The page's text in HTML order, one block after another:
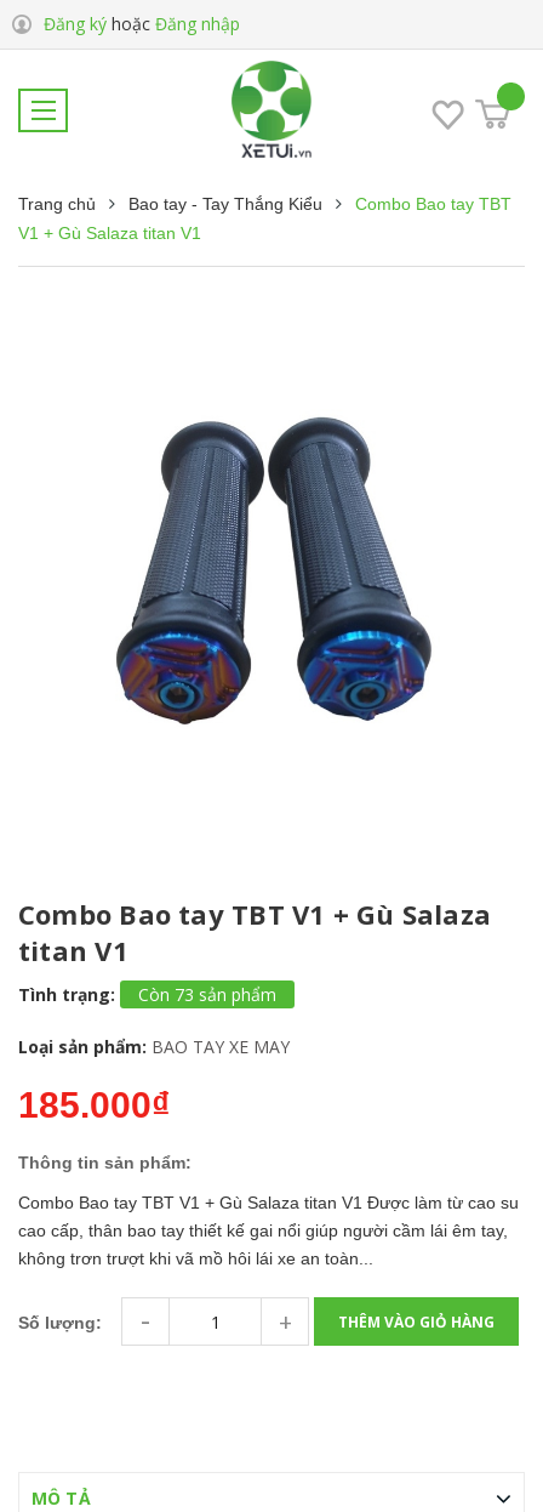
Đăng ký hoặc Đăng nhập
Trang chủ Bao tay - Tay Thắng Kiểu
Combo Bao tay TBT
V1 + Gù Salaza titan V1
Combo Bao tay TBT V1 + Gù Salaza
titan V1
Tình trạng: Còn 73 sản phẩm
Loại sản phẩm: BAO TAY XE MAY
185.000₫
Thông tin sản phẩm:
Combo Bao tay TBT V1 + Gù Salaza titan V1 Được làm từ cao su
cao cấp, thân bao tay thiết kế gai nổi giúp người cầm lái êm tay,
không trơn trượt khi vã mồ hôi lái xe an toàn...
Số lượng: - + THÊM VÀO GIỎ HÀNG
MÔ TẢ